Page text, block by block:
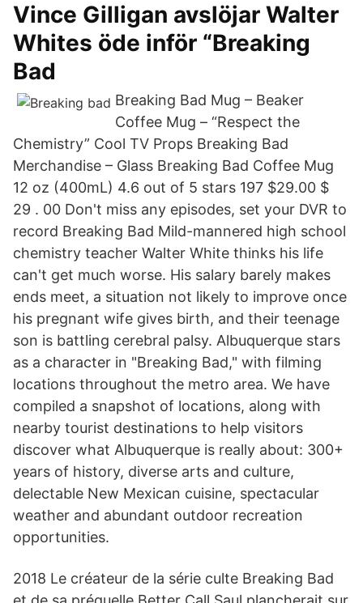
Vince Gilligan avslöjar Walter
Whites öde inför “Breaking
Bad
Breaking Bad Mug – Beaker
Coffee Mug – “Respect the
Chemistry” Cool TV Props Breaking Bad
Merchandise – Glass Breaking Bad Coffee Mug
12 oz (400mL) 4.6 out of 5 stars 197 $29.00 $
29 . 00 Don't miss any episodes, set your DVR to
record Breaking Bad Mild-mannered high school
chemistry teacher Walter White thinks his life
can't get much worse. His salary barely makes
ends meet, a situation not likely to improve once
his pregnant wife gives birth, and their teenage
son is battling cerebral palsy. Albuquerque stars
as a character in "Breaking Bad," with filming
locations throughout the metro area. We have
compiled a snapshot of locations, along with
nearby tourist destinations to help visitors
discover what Albuquerque is really about: 300+
years of history, diverse arts and culture,
delectable New Mexican cuisine, spectacular
weather and abundant outdoor recreation
opportunities.
2018 Le créateur de la série culte Breaking Bad